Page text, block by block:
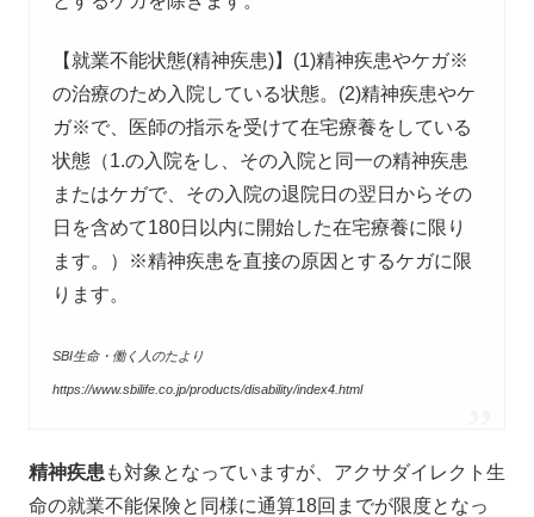
【就業不能状態(精神疾患)】(1)精神疾患やケガ※
の治療のため入院している状態。(2)精神疾患やケ
ガ※で、医師の指示を受けて在宅療養をしている
状態（1.の入院をし、その入院と同一の精神疾患
またはケガで、その入院の退院日の翌日からその
日を含めて180日以内に開始した在宅療養に限り
ます。）※精神疾患を直接の原因とするケガに限
ります。
SBI生命・働く人のたより
https://www.sbilife.co.jp/products/disability/index4.html
精神疾患 も対象となっていますが、アクサダイレクト生
命の就業不能保険と同様に通算18回までが限度となっ